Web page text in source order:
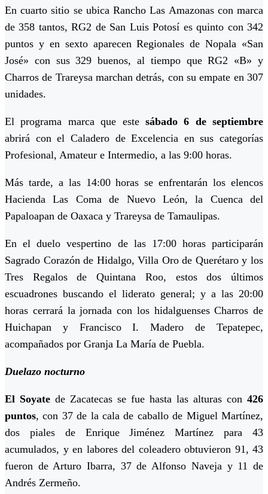
En cuarto sitio se ubica Rancho Las Amazonas con marca
de 358 tantos, RG2 de San Luis Potosí es quinto con 342
puntos y en sexto aparecen Regionales de Nopala «San
José» con sus 329 buenos, al tiempo que RG2 «B» y
Charros de Trareysa marchan detrás, con su empate en 307
unidades.
El programa marca que este sábado 6 de septiembre
abrirá con el Caladero de Excelencia en sus categorías
Profesional, Amateur e Intermedio, a las 9:00 horas.
Más tarde, a las 14:00 horas se enfrentarán los elencos
Hacienda Las Coma de Nuevo León, la Cuenca del
Papaloapan de Oaxaca y Trareysa de Tamaulipas.
En el duelo vespertino de las 17:00 horas participarán
Sagrado Corazón de Hidalgo, Villa Oro de Querétaro y los
Tres Regalos de Quintana Roo, estos dos últimos
escuadrones buscando el liderato general; y a las 20:00
horas cerrará la jornada con los hidalguenses Charros de
Huichapan y Francisco I. Madero de Tepatepec,
acompañados por Granja La María de Puebla.
Duelazo nocturno
El Soyate de Zacatecas se fue hasta las alturas con 426
puntos, con 37 de la cala de caballo de Miguel Martínez,
dos piales de Enrique Jiménez Martínez para 43
acumulados, y en labores del coleadero obtuvieron 91, 43
fueron de Arturo Ibarra, 37 de Alfonso Naveja y 11 de
Andrés Zermeño.